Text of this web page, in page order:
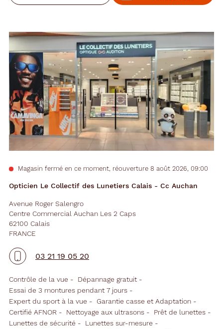
Opticien Le Collectif des Lunetiers Calais - Cc Auchan
Magasin fermé en ce moment, réouverture 8 août 2026, 09:00
Avenue Roger Salengro
Centre Commercial Auchan Les 2 Caps
62100 Calais
FRANCE
03 21 19 05 20
Contrôle de la vue
Dépannage gratuit
Essai de 3 montures pendant 7 jours
Expert du sport à la vue
Garantie casse et Adaptation
Certifié AFNOR
Nettoyage aux ultrasons
Prêt de lunettes
Lunettes de sécurité
Lunettes sur-mesure